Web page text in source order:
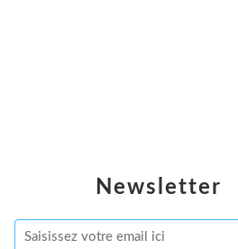
Newsletter